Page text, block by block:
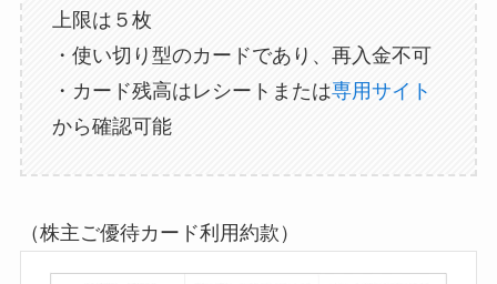
上限は５枚
・使い切り型のカードであり、再入金不可
・カード残高はレシートまたは専用サイト
から確認可能
（株主ご優待カード利用約款）